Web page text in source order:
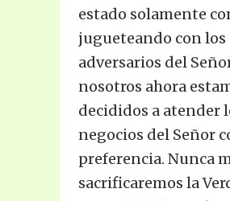
estado solamente
jugueteando con los
adversarios del
nosotros ahora
decididos a atender
negocios del Señor
preferencia. Nunca
sacrificaremos la